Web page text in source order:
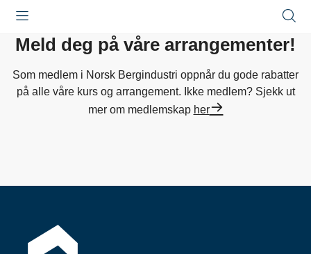
meny
meny
Meld deg på våre arrangementer!
Som medlem i Norsk Bergindustri oppnår du gode rabatter
på alle våre kurs og arrangement. Ikke medlem? Sjekk ut
mer om medlemskap her